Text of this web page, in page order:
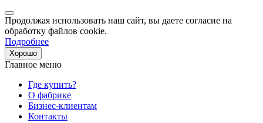
Продолжая использовать наш сайт, вы даете согласие на
обработку файлов cookie.
Подробнее
Хорошо
Главное меню
Где купить?
О фабрике
Бизнес-клиентам
Контакты